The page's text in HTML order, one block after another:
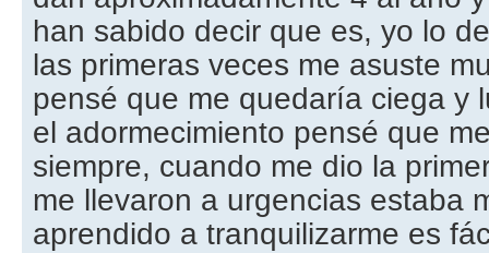
han sabido decir que es, yo lo
las primeras veces me asuste
pensé que me quedaría ciega y
el adormecimiento pensé que
siempre, cuando me dio la
me llevaron a urgencias estaba
aprendido a tranquilizarme es